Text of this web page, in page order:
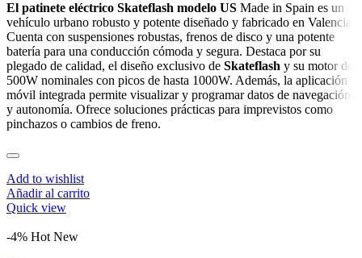
El patinete eléctrico Skateflash modelo US Made in Spain es un
vehículo urbano robusto y potente diseñado y fabricado en Valencia.
Cuenta con suspensiones robustas, frenos de disco y una potente
batería para una conducción cómoda y segura. Destaca por su
plegado de calidad, el diseño exclusivo de Skateflash y su motor de
500W nominales con picos de hasta 1000W. Además, la aplicación
móvil integrada permite visualizar y programar datos de navegación
y autonomía. Ofrece soluciones prácticas para imprevistos como
pinchazos o cambios de freno.
Add to wishlist
Añadir al carrito
Quick view
-4% Hot New